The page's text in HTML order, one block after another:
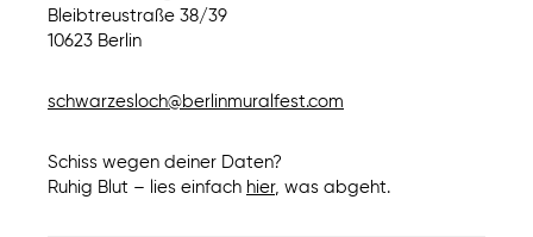
Bleibtreustraße 38/39
10623 Berlin
schwarzesloch@berlinmuralfest.com
Schiss wegen deiner Daten?
Ruhig Blut – lies einfach hier, was abgeht.